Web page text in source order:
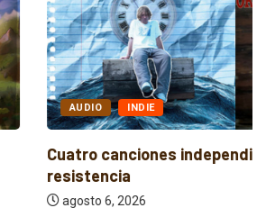
independientes entre reflexión y